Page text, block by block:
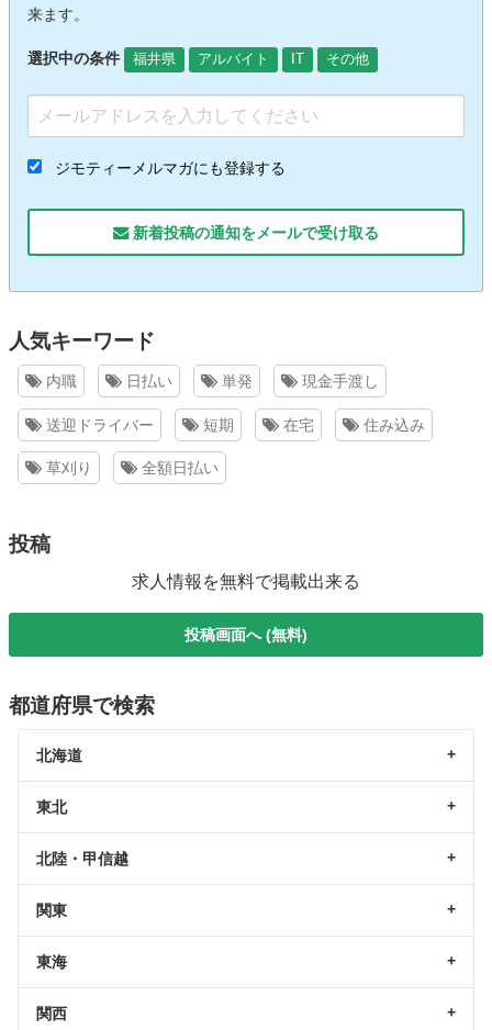
来ます。
選択中の条件 福井県 アルバイト IT その他
ジモティーメルマガにも登録する
新着投稿の通知をメールで受け取る
人気キーワード
内職 日払い 単発 現金手渡し
送迎ドライバー 短期 在宅 住み込み
草刈り 全額日払い
投稿
求人情報を無料で掲載出来る
投稿画面へ (無料)
都道府県で検索
北海道
東北
北陸・甲信越
関東
東海
関西